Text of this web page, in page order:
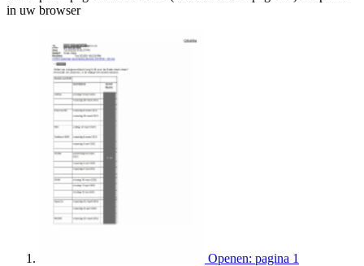
in uw browser
Openen: pagina 1